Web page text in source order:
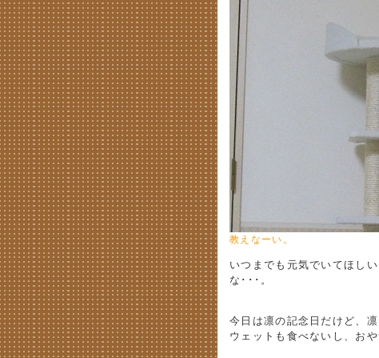
教えなーい。
いつまでも元気でいてほしい
な･･･。
今日は凛の記念日だけど、
ウェットも食べないし、お